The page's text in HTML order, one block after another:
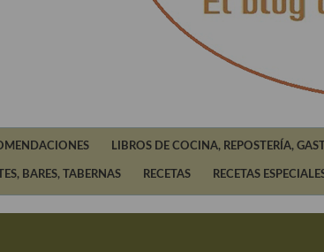
LIBROS DE COCINA, REPOSTERÍA,
BARES, TABERNAS RECETAS RECETAS